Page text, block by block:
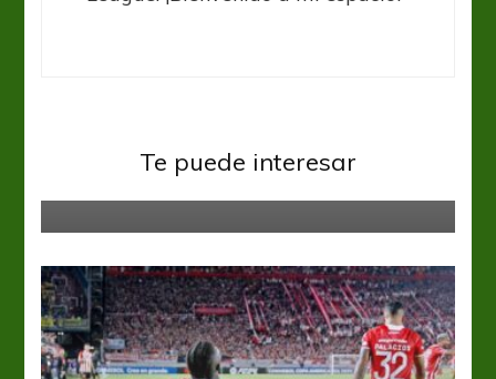
Te puede interesar
Se prepara para recibir a Godoy